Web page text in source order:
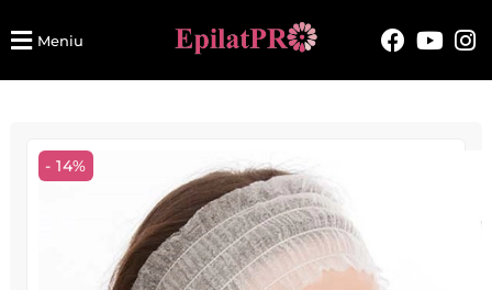
Meniu
- 14%